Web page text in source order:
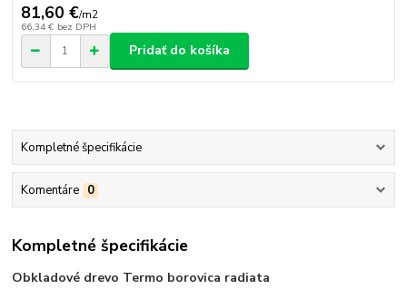
81,60 €/m2
66,34 € bez DPH
Pridať do košíka
Kompletné špecifikácie
Komentáre 0
Kompletné špecifikácie
Obkladové drevo Termo borovica radiata